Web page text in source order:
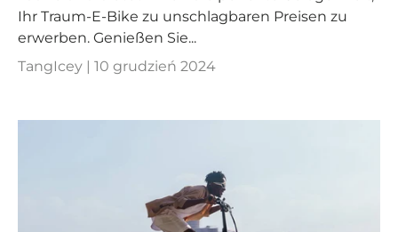
Ihr Traum-E-Bike zu unschlagbaren Preisen zu
erwerben. Genießen Sie...
TangIcey | 10 grudzień 2024